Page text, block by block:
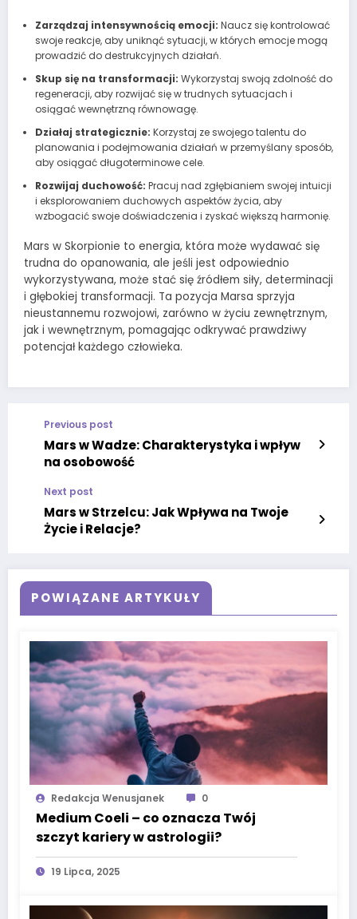
Zarządzaj intensywnością emocji: Naucz się kontrolować
swoje reakcje, aby uniknąć sytuacji, w których emocje mogą
prowadzić do destrukcyjnych działań.
Skup się na transformacji: Wykorzystaj swoją zdolność do
regeneracji, aby rozwijać się w trudnych sytuacjach i
osiągać wewnętrzną równowagę.
Działaj strategicznie: Korzystaj ze swojego talentu do
planowania i podejmowania działań w przemyślany sposób,
aby osiągać długoterminowe cele.
Rozwijaj duchowość: Pracuj nad zgłębianiem swojej intuicji
i eksplorowaniem duchowych aspektów życia, aby
wzbogacić swoje doświadczenia i zyskać większą harmonię.
Mars w Skorpionie to energia, która może wydawać się
trudna do opanowania, ale jeśli jest odpowiednio
wykorzystywana, może stać się źródłem siły, determinacji
i głębokiej transformacji. Ta pozycja Marsa sprzyja
nieustannemu rozwojowi, zarówno w życiu zewnętrznym,
jak i wewnętrznym, pomagając odkrywać prawdziwy
potencjał każdego człowieka.
Previous post
Mars w Wadze: Charakterystyka i wpływ
na osobowość
Next post
Mars w Strzelcu: Jak Wpływa na Twoje
Życie i Relacje?
POWIĄZANE ARTYKUŁY
Redakcja Wenusjanek 0
Medium Coeli – co oznacza Twój
szczyt kariery w astrologii?
19 Lipca, 2025